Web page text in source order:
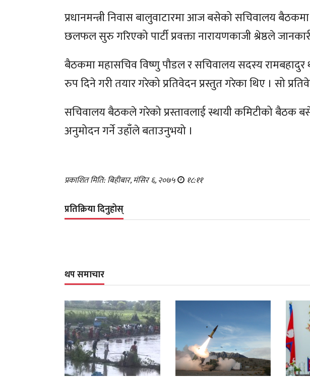
प्रधानमन्त्री निवास बालुवाटारमा आज बसेको सचिवालय
छलफल सुरु गरिएको पार्टी प्रवक्ता नारायणकाजी श्रेष्ठले
बैठकमा महासचिव विष्णु पौडल र सचिवालय सदस्य रामबहादुर
रुप दिने गरी तयार गरेको प्रतिवेदन प्रस्तुत गरेका थिए । सो
सचिवालय बैठकले गरेको प्रस्तावलाई स्थायी कमिटीको बैठक
अनुमोदन गर्ने उहाँले बताउनुभयो ।
प्रकाशित मिति: बिहीबार, मंसिर ६, २०७५ १८:११
प्रतिक्रिया दिनुहोस्
थप समाचार